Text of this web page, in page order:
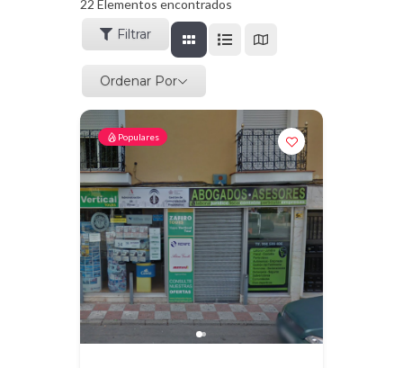
22 Elementos encontrados
Filtrar
Ordenar Por
Populares